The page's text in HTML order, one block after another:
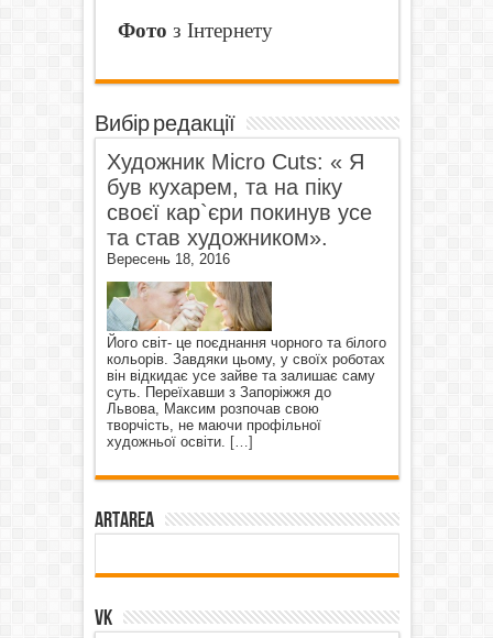
Фото з Інтернету
Вибір редакції
Художник Micro Cuts: « Я
був кухарем, та на піку
своєї кар`єри покинув усе
та став художником».
Вересень 18, 2016
Його світ- це поєднання чорного та білого
кольорів. Завдяки цьому, у своїх роботах
він відкидає усе зайве та залишає саму
суть. Переїхавши з Запоріжжя до
Львова, Максим розпочав свою
творчість, не маючи профільної
художньої освіти. […]
ArtArea
VK